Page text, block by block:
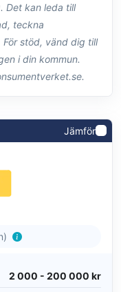
Det kan leda till
teckna
stöd, vänd dig till
i din kommun.
Jämför
2 000 - 200 000 kr